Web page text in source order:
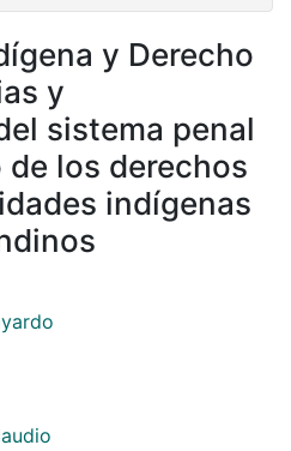
y Derecho
y
sistema penal
los derechos
indígenas